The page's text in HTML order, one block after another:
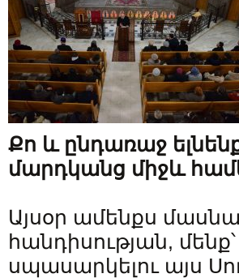
Քո և ընդառաջ
մարդկանց միջև
Այսօր ամենքս
հանդիսության,
սպասարկելու այս